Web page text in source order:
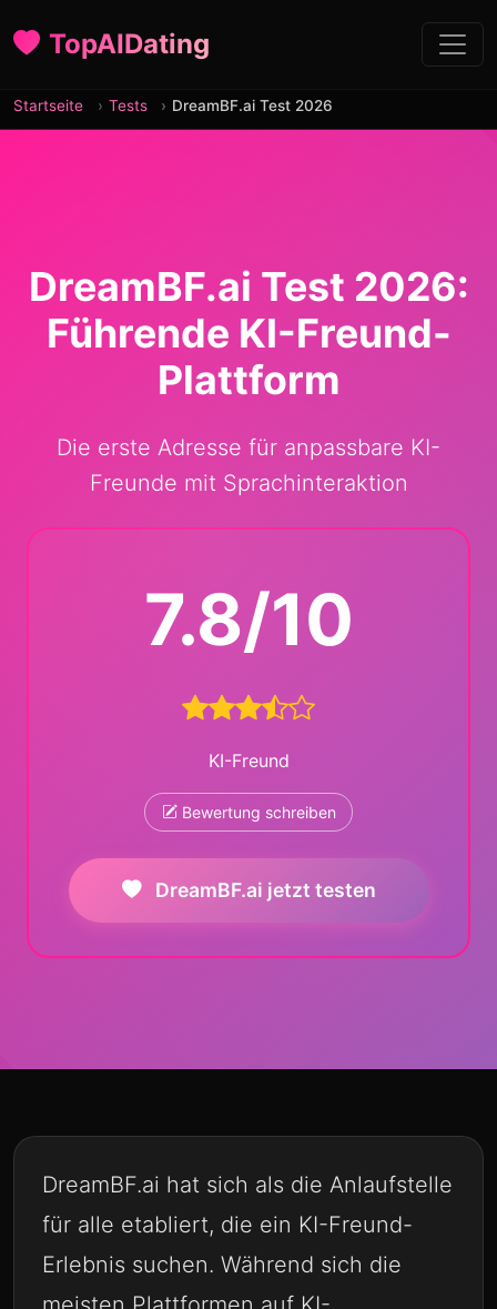
TopAIDating
Startseite Tests DreamBF.ai Test 2026
DreamBF.ai Test 2026:
Führende KI-Freund-
Plattform
Die erste Adresse für anpassbare KI-
Freunde mit Sprachinteraktion
7.8/10
KI-Freund
Bewertung schreiben
DreamBF.ai jetzt testen
DreamBF.ai hat sich als die Anlaufstelle
für alle etabliert, die ein KI-Freund-
Erlebnis suchen. Während sich die